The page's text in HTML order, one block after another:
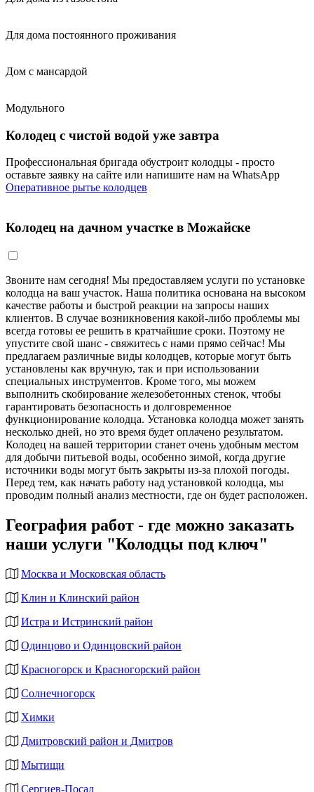
Для дома постоянного проживания
Дом с мансардой
Модульного
Колодец с чистой водой уже завтра
Профессиональная бригада обустроит колодцы - просто
оставьте заявку на сайте или напишите нам на WhatsApp
Оперативное рытье колодцев
Колодец на дачном участке в Можайске
Звоните нам сегодня! Мы предоставляем услуги по установке
колодца на ваш участок. Наша политика основана на высоком
качестве работы и быстрой реакции на запросы наших
клиентов. В случае возникновения какой-либо проблемы мы
всегда готовы ее решить в кратчайшие сроки. Поэтому не
упустите свой шанс - свяжитесь с нами прямо сейчас! Мы
предлагаем различные виды колодцев, которые могут быть
установлены как вручную, так и при использовании
специальных инструментов. Кроме того, мы можем
выполнить скобирование железобетонных стенок, чтобы
гарантировать безопасность и долговременное
функционирование колодца. Установка колодца может занять
несколько дней, но это время будет оплачено результатом.
Колодец на вашей территории станет очень удобным местом
для добычи питьевой воды, особенно зимой, когда другие
источники воды могут быть закрыты из-за плохой погоды.
Перед тем, как начать работу над установкой колодца, мы
проводим полный анализ местности, где он будет расположен.
География работ - где можно заказать
наши услуги "Колодцы под ключ"
Москва и Московская область
Клин и Клинский район
Истра и Истринский район
Одинцово и Одинцовский район
Красногорск и Красногорский район
Солнечногорск
Химки
Дмитровский район и Дмитров
Мытищи
Сергиев-Посад